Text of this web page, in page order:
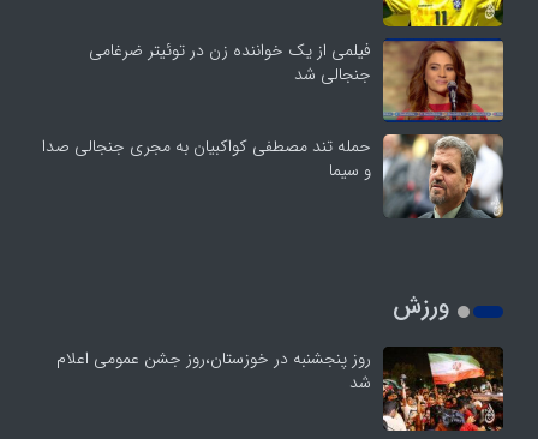
فیلمی از یک خواننده زن در توئیتر ضرغامی
جنجالی شد
حمله تند مصطفی کواکبیان به مجری جنجالی صدا
و سیما
ورزش
روز پنجشنبه در خوزستان،روز جشن عمومی اعلام
شد